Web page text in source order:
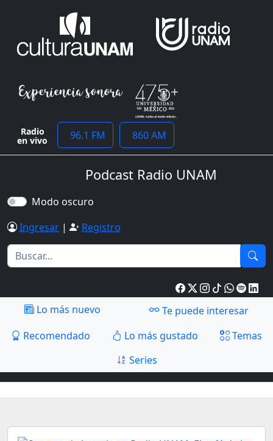
Radio
en vivo 96.1 FM 860 AM
Podcast Radio UNAM
Modo oscuro
Ingresar | Registro
Lo más nuevo
Te puede interesar
Recomendado
Lo más gustado
Temas
Series